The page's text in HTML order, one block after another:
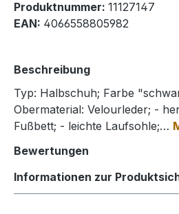
Produktnummer: 11127147
EAN: 4066558805982
Beschreibung
Typ: Halbschuh; Farbe
Obermaterial: Velourleder; -
Fußbett; - leichte Laufsohle;…
Bewertungen
Informationen zur